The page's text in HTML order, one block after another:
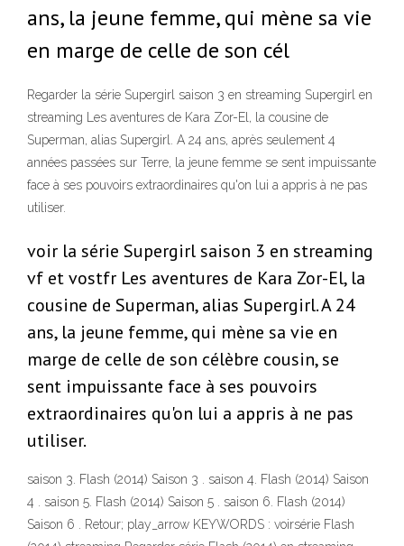
ans, la jeune femme, qui mène sa vie
en marge de celle de son cél
Regarder la série Supergirl saison 3 en streaming Supergirl en
streaming Les aventures de Kara Zor-El, la cousine de
Superman, alias Supergirl. A 24 ans, après seulement 4
années passées sur Terre, la jeune femme se sent impuissante
face à ses pouvoirs extraordinaires qu'on lui a appris à ne pas
utiliser.
voir la série Supergirl saison 3 en streaming
vf et vostfr Les aventures de Kara Zor-El, la
cousine de Superman, alias Supergirl. A 24
ans, la jeune femme, qui mène sa vie en
marge de celle de son célèbre cousin, se
sent impuissante face à ses pouvoirs
extraordinaires qu'on lui a appris à ne pas
utiliser.
saison 3. Flash (2014) Saison 3 . saison 4. Flash (2014) Saison
4 . saison 5. Flash (2014) Saison 5 . saison 6. Flash (2014)
Saison 6 . Retour; play_arrow KEYWORDS : voirsérie Flash